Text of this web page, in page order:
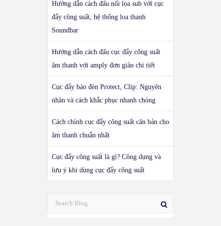
Hướng dẫn cách đấu nối loa sub với cục
đẩy công suất, hệ thống loa thanh
Soundbar
Hướng dẫn cách đấu cục đẩy công suất
âm thanh với amply đơn giản chi tiết
Cục đẩy báo đèn Protect, Clip: Nguyên
nhân và cách khắc phục nhanh chóng
Cách chỉnh cục đẩy công suất căn bản cho
âm thanh chuẩn nhất
Cục đẩy công suất là gì? Công dụng và
lưu ý khi dùng cục đẩy công suất